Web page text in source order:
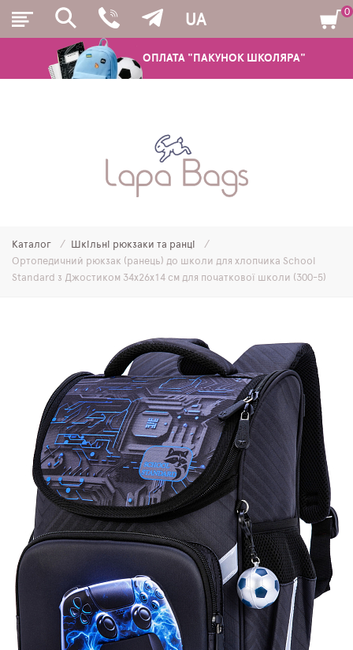
ОПЛАТА "ПАКУНОК ШКОЛЯРА"
UA
ШКІЛЬНІ РЮКЗАКИ ТА РАНЦІ
МОЛОДІЖНІ РЮКЗАКИ
ПЛЯШКИ ДЛЯ ВОДИ
DELUNE
SCHOOL STANDARD
SKYNAME
РОЗПРОДАЖ
0
Каталог
Шкільні рюкзаки та ранці
Ортопедичний рюкзак (ранець) до школи для хлопчика School
Standard з Джостиком 34х26х14 см для початкової школи (300-5)